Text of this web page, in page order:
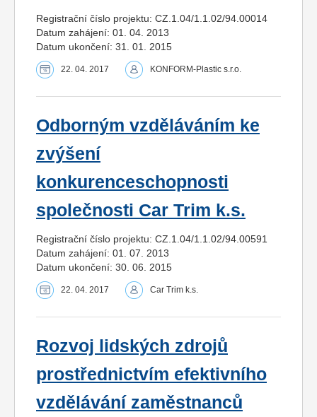
Registrační číslo projektu: CZ.1.04/1.1.02/94.00014
Datum zahájení: 01. 04. 2013
Datum ukončení: 31. 01. 2015
22. 04. 2017 KONFORM-Plastic s.r.o.
Odborným vzděláváním ke
zvýšení
konkurenceschopnosti
společnosti Car Trim k.s.
Registrační číslo projektu: CZ.1.04/1.1.02/94.00591
Datum zahájení: 01. 07. 2013
Datum ukončení: 30. 06. 2015
22. 04. 2017 Car Trim k.s.
Rozvoj lidských zdrojů
prostřednictvím efektivního
vzdělávání zaměstnanců